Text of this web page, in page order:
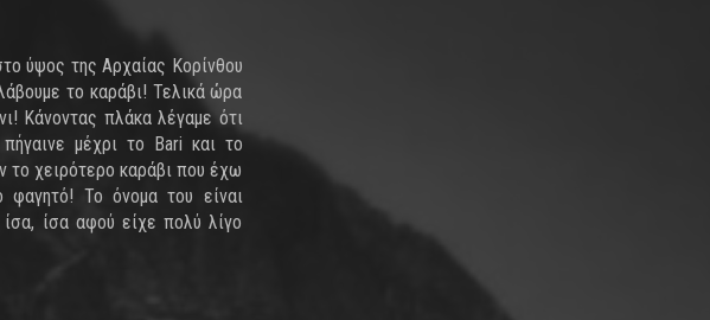
ύψος της Αρχαίας Κορίνθου
το καράβι! Τελικά ώρα
Κάνοντας πλάκα λέγαμε ότι
μέχρι το Bari και το
το χειρότερο καράβι που έχω
φαγητό! Το όνομα του είναι
ίσα αφού είχε πολύ λίγο